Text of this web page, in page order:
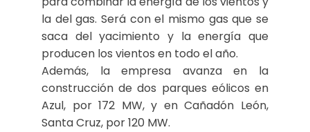
la del gas. Será con el mismo gas que se
saca del yacimiento y la energía que
producen los vientos en todo el año.
Además, la empresa avanza en la
construcción de dos parques eólicos en
Azul, por 172 MW, y en Cañadón León,
Santa Cruz, por 120 MW.